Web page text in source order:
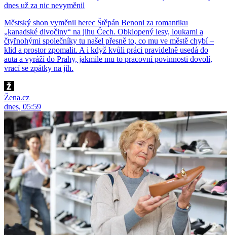
dnes už za nic nevyměnil
Městský shon vyměnil herec Štěpán Benoni za romantiku
„kanadské divočiny“ na jihu Čech. Obklopený lesy, loukami a
čtyřnohými společníky tu našel přesně to, co mu ve městě chybí –
klid a prostor zpomalit. A i když kvůli práci pravidelně usedá do
auta a vyráží do Prahy, jakmile mu to pracovní povinnosti dovolí,
vrací se zpátky na jih.
Žena.cz
dnes, 05:59